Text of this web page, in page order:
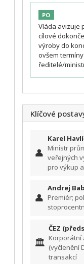
PO
Vláda avizuje
cílové
výroby do
ovšem
ředitelé/
Klíčové
👤
Karel
Ministr
veřejných
pro výkup
👤
Andrej
Premiér;
🏛️
ČEZ
Korporátní
(vyčlenění
transakcí